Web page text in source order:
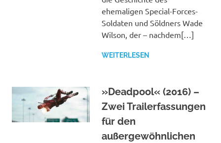
ehemaligen Special-Forces-
Soldaten und Söldners Wade
Wilson, der – nachdem[…]
WEITERLESEN
»Deadpool« (2016) –
Zwei Trailerfassungen
für den
außergewöhnlichen